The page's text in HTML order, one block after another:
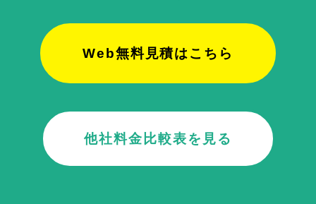
Web無料見積はこちら
他社料金比較表を見る